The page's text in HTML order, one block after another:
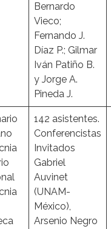
Bernardo
Vieco;
Fernando J.
Díaz P.; Gilmar
Iván Patiño B.
y Jorge A.
Pineda J.
142 asistentes.
Conferencistas
Invitados
Gabriel
Auvinet
(UNAM-
México),
Arsenio Negro